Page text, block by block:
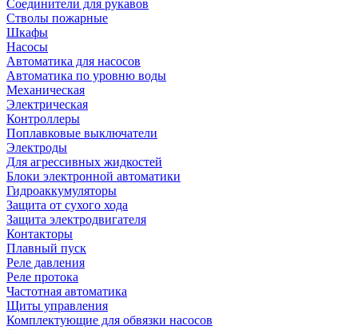
Соединители для рукавов
Стволы пожарные
Шкафы
Насосы
Автоматика для насосов
Автоматика по уровню воды
Механическая
Электрическая
Контроллеры
Поплавковые выключатели
Электроды
Для агрессивных жидкостей
Блоки электронной автоматики
Гидроаккумуляторы
Защита от сухого хода
Защита электродвигателя
Контакторы
Плавный пуск
Реле давления
Реле протока
Частотная автоматика
Щиты управления
Комплектующие для обвязки насосов